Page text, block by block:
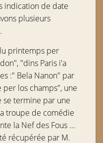
indication de date
plusieurs
printemps per
"dins Paris i'a
:" Bela Nanon" par
per los champs", une
se termine par une
troupe de comédie
la Nef des Fous ...
récupérée par M.